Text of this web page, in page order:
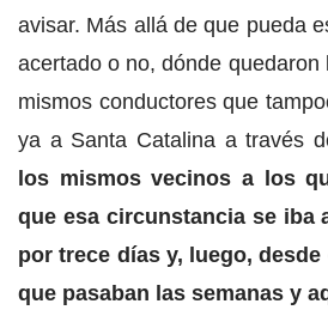
avisar. Más allá de que pueda
acertado o no, dónde quedaron
mismos conductores que
ya a Santa Catalina a través
los mismos vecinos a los
que esa circunstancia se iba
por trece días y, luego,
que pasaban las semanas y